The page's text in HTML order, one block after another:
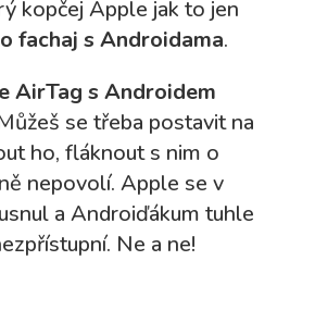
kopčej Apple jak to jen
fachaj s Androidama.
AirTag s Androidem
se třeba postavit na
ho, fláknout s nim o
nepovolí. Apple se v
a Androiďákum tuhle
Ne a ne!